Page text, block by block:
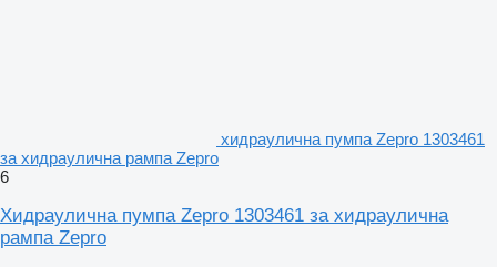
хидраулична пумпа Zepro 1303461
за хидраулична рампа Zepro
6
Хидраулична пумпа Zepro 1303461 за хидраулична
рампа Zepro